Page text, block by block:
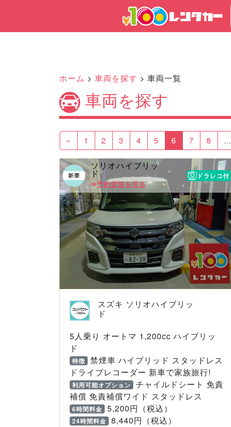
ホーム > 車両を探す > 車両一覧
車両を探す
« 1 2 3 4 5 6 7 8 ...
ソリオハイブリッ
ド
予約状況を見る
ドラレコ付
スズキ ソリオハイブリッ
ド
5人乗り オートマ 1,200cc ハイブリッ
ド
特徴 禁煙車 ハイブリッド スタッドレス
ドライブレコーダー 新車で家族旅行!
利用可能オプション チャイルドシート 免責
補償 免責補償ワイド スタッドレス
6時間料金 5,200円（税込）
24時間料金 8,440円（税込）